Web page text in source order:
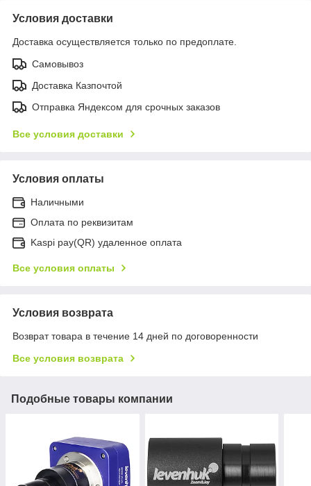
Условия доставки
Доставка осуществляется только по предоплате.
Самовывоз
Доставка Казпочтой
Отправка Яндексом для срочных заказов
Все условия доставки
Условия оплаты
Наличными
Оплата по реквизитам
Kaspi pay(QR) удаленное оплата
Все условия оплаты
Условия возврата
Возврат товара в течение 14 дней по договоренности
Все условия возврата
Подобные товары компании